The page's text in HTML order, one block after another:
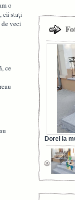
o
că stați
veci
ce
Dorel la
din